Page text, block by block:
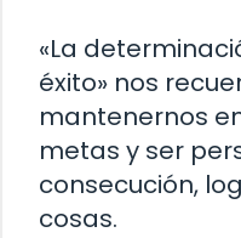
«La
éxito» nos
mantenernos
metas y ser
consecución,
cosas.